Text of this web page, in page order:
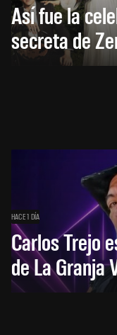
Así fue la
secreta de
HACE 1 DÍA
Carlos Trejo
de La Granja